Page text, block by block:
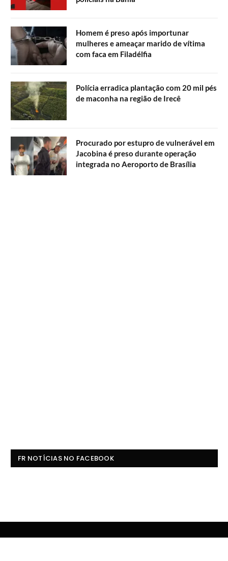
Homem é preso após importunar
mulheres e ameaçar marido de vítima
com faca em Filadélfia
Polícia erradica plantação com 20 mil pés
de maconha na região de Irecê
Procurado por estupro de vulnerável em
Jacobina é preso durante operação
integrada no Aeroporto de Brasília
FR NOTÍCIAS NO FACEBOOK